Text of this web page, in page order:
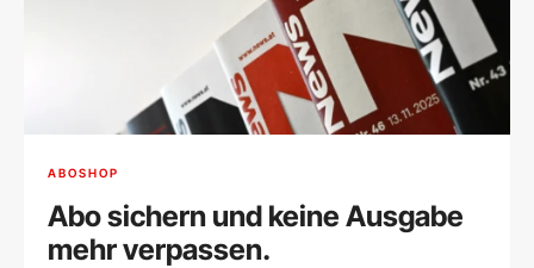
ABOSHOP
Abo sichern und keine Ausgabe
mehr verpassen.